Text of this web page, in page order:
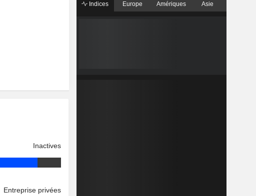
Inactives
Entreprise privées
Indices Europe Amériques Asie